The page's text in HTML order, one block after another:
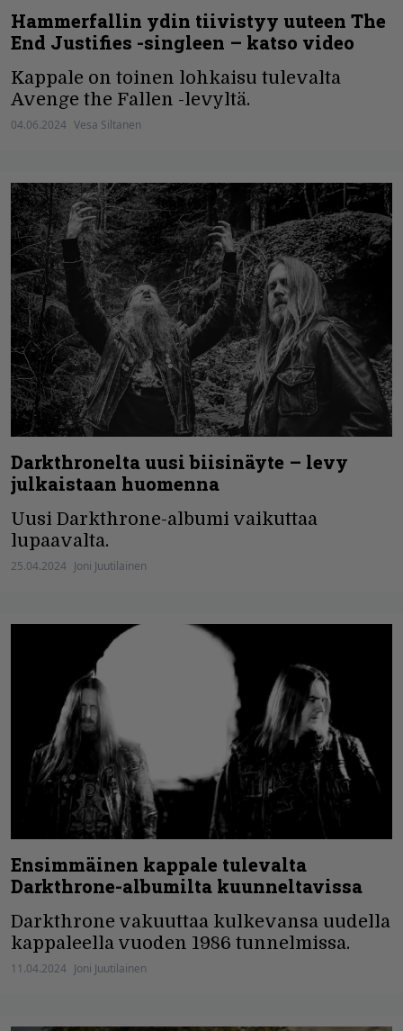
Hammerfallin ydin tiivistyy uuteen The
End Justifies -singleen – katso video
Kappale on toinen lohkaisu tulevalta
Avenge the Fallen -levyltä.
04.06.2024 Vesa Siltanen
Darkthronelta uusi biisinäyte – levy
julkaistaan huomenna
Uusi Darkthrone-albumi vaikuttaa
lupaavalta.
25.04.2024 Joni Juutilainen
Ensimmäinen kappale tulevalta
Darkthrone-albumilta kuunneltavissa
Darkthrone vakuuttaa kulkevansa uudella
kappaleella vuoden 1986 tunnelmissa.
11.04.2024 Joni Juutilainen